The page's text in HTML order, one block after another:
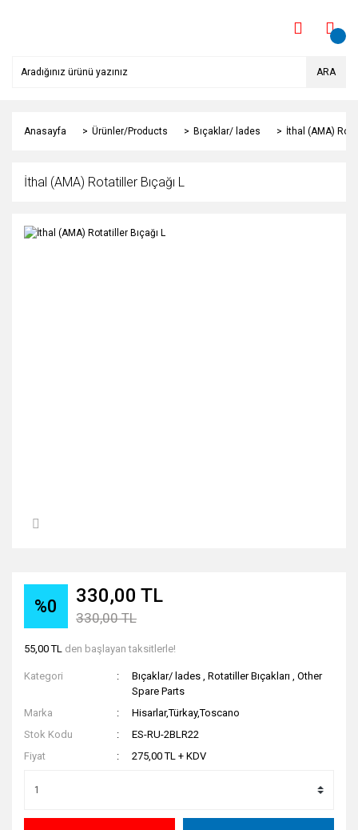
ARA
Anasayfa Ürünler/Products Bıçaklar/ lades İthal (AMA)
İthal (AMA) Rotatiller Bıçağı L
%0 330,00 TL
330,00 TL
55,00 TL den başlayan taksitlerle!
Kategori Bıçaklar/ lades ,Rotatiller Bıçakları ,Other
Spare Parts
Marka
Hisarlar,Türkay,Toscano
Stok Kodu
ES-RU-2BLR22
Fiyat
275,00 TL + KDV